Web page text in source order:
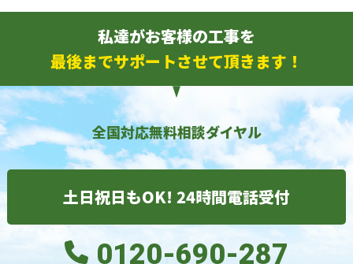
私達がお客様の工事を
最後までサポートさせて頂きます！
全国対応無料相談ダイヤル
土日祝日もOK! 24時間電話受付
0120-690-287